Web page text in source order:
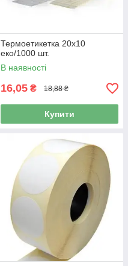
Термоетикетка 20х10
еко/1000 шт.
В наявності
16,05 ₴ 18,88 ₴
Купити